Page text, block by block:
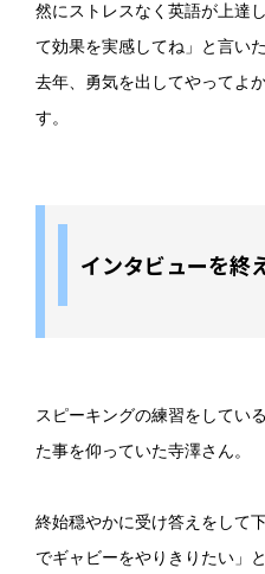
然にストレスなく英語が上達
て効果を実感してね」と言い
去年、勇気を出してやってよ
す。
インタビューを終
スピーキングの練習をしてい
た事を仰っていた寺澤さん。
終始穏やかに受け答えをして
でギャビーをやりきりたい」